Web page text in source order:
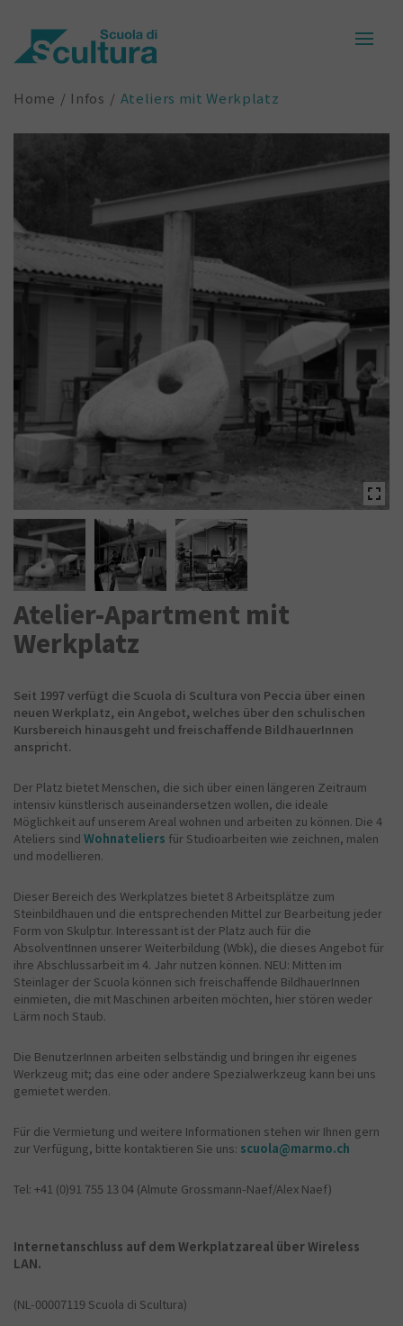
Home Infos Ateliers mit Werkplatz
Atelier-Apartment mit
Werkplatz
Seit 1997 verfügt die Scuola di Scultura von Peccia über einen
neuen Werkplatz, ein Angebot, welches über den schulischen
Kursbereich hinausgeht und freischaffende BildhauerInnen
anspricht.
Der Platz bietet Menschen, die sich über einen längeren Zeitraum
intensiv künstlerisch auseinandersetzen wollen, die ideale
Möglichkeit auf unserem Areal wohnen und arbeiten zu können. Die 4
Ateliers sind Wohnateliers für Studioarbeiten wie zeichnen, malen
und modellieren.
Dieser Bereich des Werkplatzes bietet 8 Arbeitsplätze zum
Steinbildhauen und die entsprechenden Mittel zur Bearbeitung jeder
Form von Skulptur. Interessant ist der Platz auch für die
AbsolventInnen unserer Weiterbildung (Wbk), die dieses Angebot für
ihre Abschlussarbeit im 4. Jahr nutzen können. NEU: Mitten im
Steinlager der Scuola können sich freischaffende BildhauerInnen
einmieten, die mit Maschinen arbeiten möchten, hier stören weder
Lärm noch Staub.
Die BenutzerInnen arbeiten selbständig und bringen ihr eigenes
Werkzeug mit; das eine oder andere Spezialwerkzeug kann bei uns
gemietet werden.
Für die Vermietung und weitere Informationen stehen wir Ihnen gern
zur Verfügung, bitte kontaktieren Sie uns: scuola@marmo.ch
Tel: +41 (0)91 755 13 04 (Almute Grossmann-Naef/Alex Naef)
Internetanschluss auf dem Werkplatzareal über Wireless
LAN.
(NL-00007119 Scuola di Scultura)